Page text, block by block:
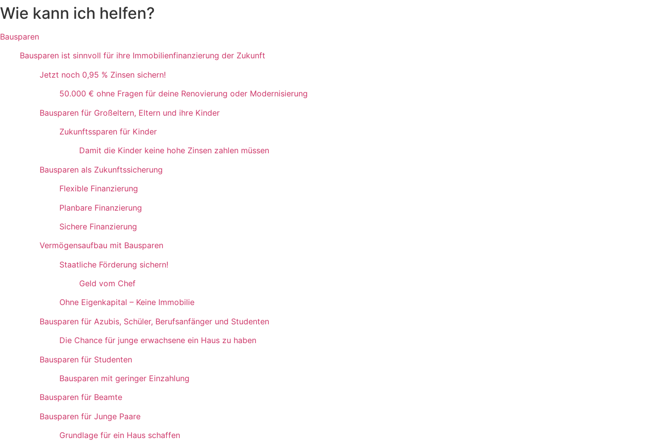
Wie kann ich helfen?
Bausparen
Bausparen ist sinnvoll für ihre Immobilienfinanzierung der Zukunft
Jetzt noch 0,95 % Zinsen sichern!
50.000 € ohne Fragen für deine Renovierung oder Modernisierung
Bausparen für Großeltern, Eltern und ihre Kinder
Zukunftssparen für Kinder
Damit die Kinder keine hohe Zinsen zahlen müssen
Bausparen als Zukunftssicherung
Flexible Finanzierung
Planbare Finanzierung
Sichere Finanzierung
Vermögensaufbau mit Bausparen
Staatliche Förderung sichern!
Geld vom Chef
Ohne Eigenkapital – Keine Immobilie
Bausparen für Azubis, Schüler, Berufsanfänger und Studenten
Die Chance für junge erwachsene ein Haus zu haben
Bausparen für Studenten
Bausparen mit geringer Einzahlung
Bausparen für Beamte
Bausparen für Junge Paare
Grundlage für ein Haus schaffen